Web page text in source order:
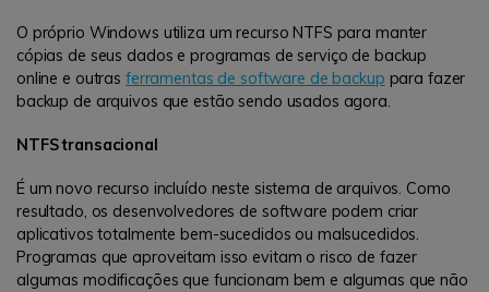
O próprio Windows utiliza um recurso NTFS para manter
cópias de seus dados e programas de serviço de backup
online e outras ferramentas de software de backup para fazer
backup de arquivos que estão sendo usados ​​agora.
NTFS transacional
É um novo recurso incluído neste sistema de arquivos. Como
resultado, os desenvolvedores de software podem criar
aplicativos totalmente bem-sucedidos ou malsucedidos.
Programas que aproveitam isso evitam o risco de fazer
algumas modificações que funcionam bem e algumas que não